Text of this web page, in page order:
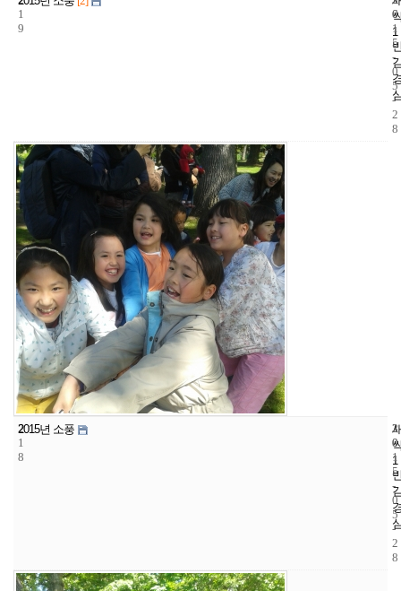
1
9
1
6
0
1
5
-
0
5
-
2
8
2
1
8
2015년 소풍
1
3
0
2
0
1
5
-
0
5
-
2
8